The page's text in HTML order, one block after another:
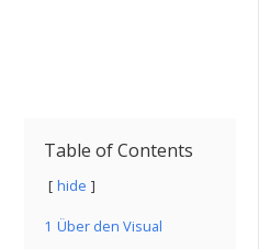
Table of Contents
hide
1 Über den Visual